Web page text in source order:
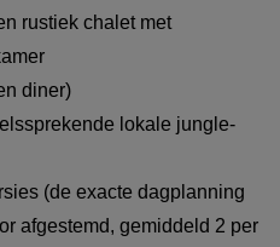
rustiek chalet met
diner)
lokale jungle-
(de exacte dagplanning
afgestemd, gemiddeld 2 per